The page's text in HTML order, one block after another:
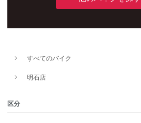
すべてのバイク
明石店
区分
新車
タイプ